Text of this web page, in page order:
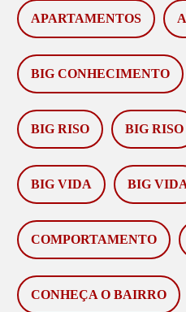
APARTAMENTOS
BIG CONHECIMENTO
BIG RISO BIG RISO
BIG VIDA BIG
COMPORTAMENTO
CONHEÇA O BAIRRO